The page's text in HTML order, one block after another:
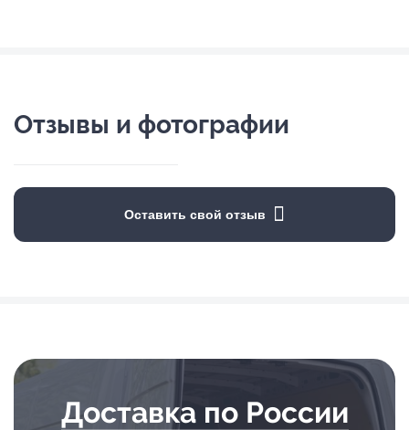
Отзывы и фотографии
Оставить свой отзыв
Доставка по России